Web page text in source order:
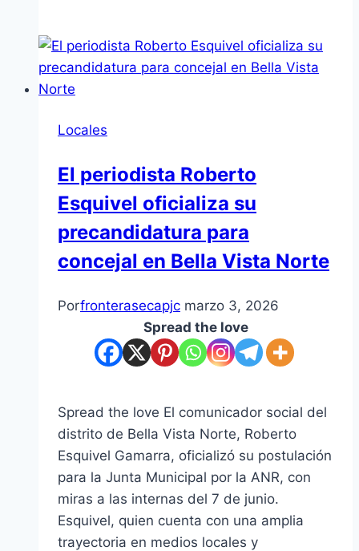
Locales
El periodista Roberto
Esquivel oficializa su
precandidatura para
concejal en Bella Vista Norte
Porfronterasecapjc marzo 3, 2026
Spread the love
Spread the love El comunicador social del
distrito de Bella Vista Norte, Roberto
Esquivel Gamarra, oficializó su postulación
para la Junta Municipal por la ANR, con
miras a las internas del 7 de junio.
Esquivel, quien cuenta con una amplia
trayectoria en medios locales y